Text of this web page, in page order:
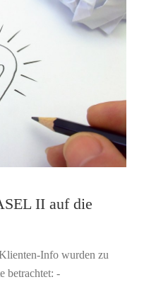
II auf die
Info wurden zu
betrachtet: -